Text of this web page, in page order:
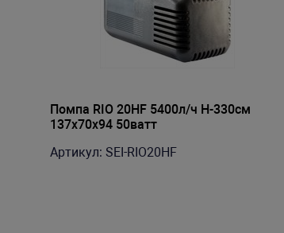
Помпа RIO 20HF 5400л/ч H-330см
137х70х94 50ватт
Артикул: SEI-RIO20HF